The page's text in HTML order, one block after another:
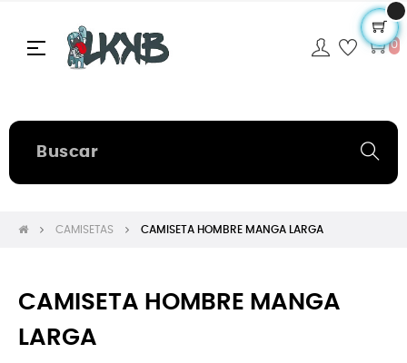
Navegación
☰ 0
CAMISETAS CAMISETA HOMBRE MANGA LARGA
CAMISETA HOMBRE MANGA
LARGA